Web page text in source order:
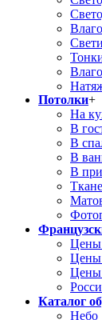
Потолки+
На
В
В
В
В
Цены
Цены
Цены
Каталог
Небо